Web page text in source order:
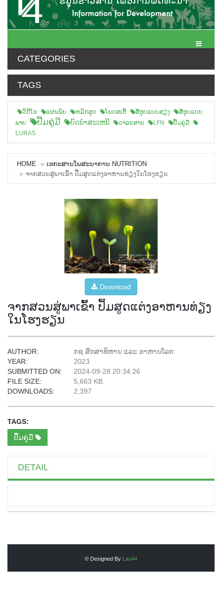
Toggle
CATEGORIES
TAGS
ວິດີໂອ ແຜ່ນພັບ ຫລັກສູດ ໂພດສເຕີ້ ສືຮູບແບບສຽງ
ສື່ຮູບແບບ
ພາບ
ປື້ມຄູ່ມື ບົດນຳສະເຫນີ ວາລະສານ LFN
ປື້ມຄູ່ມື
LURAS
HOME
ເອກະສານໂພສະນາການ NUTRITION
ຈາກສວນສູ່ພາເຂົ້າ ປຶ້ມສູດແຕ່ງອາຫານທ່ຽງໃນໂຮງຮຽນ
Download
ຈາກສວນສູ່ພາເຂົ້າ ປຶ້ມສູດແຕ່ງອາຫານທ່ຽງ
ໃນໂຮງຮຽນ
AUTHOR:
ກຊ ສຶກສາທິຫານ ແລະ ອາຫານໂລກ
YEAR:
2023
SUBMITTED ON:
2024-09-28 20:34:26
FILE SIZE:
5,663 KB.
DOWNLOADS:
2,397
TAGS:
ປື້ມຄູ່ມື
DETAIL
© Designed By Lao44